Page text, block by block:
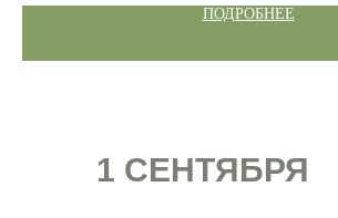
ПОДРОБНЕЕ
1 СЕНТЯБРЯ